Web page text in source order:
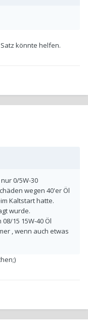
könnte helfen.
0/5W-30
wegen 40'er Öl
Kaltstart hatte.
wurde.
15 15W-40 Öl
, wenn auch etwas